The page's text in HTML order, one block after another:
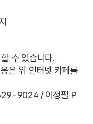
수 있습니다.
은 위 인터넷 카페를
9024 / 이정필 P